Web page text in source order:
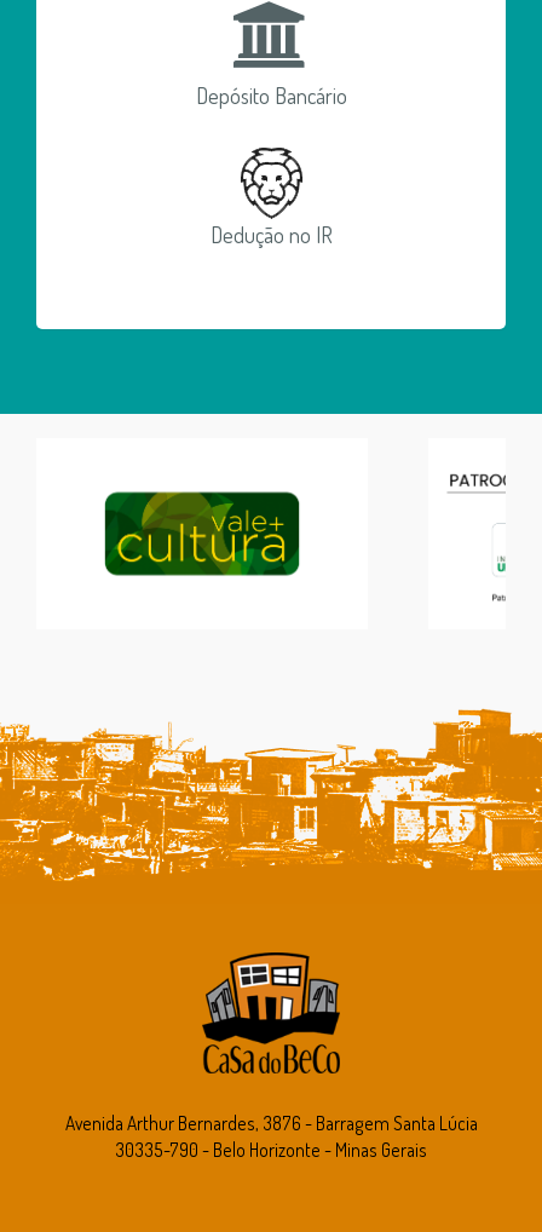
Depósito Bancário
Dedução no IR
Avenida Arthur Bernardes, 3876 - Barragem Santa Lúcia
30335-790 - Belo Horizonte - Minas Gerais